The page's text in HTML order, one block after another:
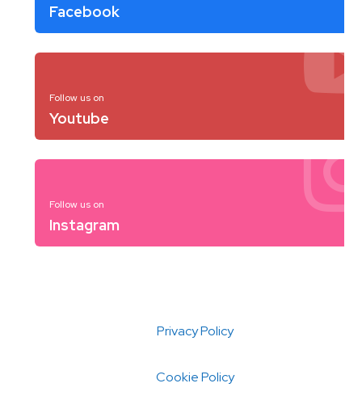
Facebook
Follow us on
Youtube
Follow us on
Instagram
Privacy Policy
Cookie Policy